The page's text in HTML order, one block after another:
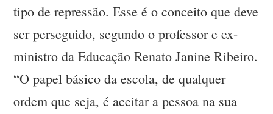
tipo de repressão. Esse é o conceito que deve
ser perseguido, segundo o professor e ex-
ministro da Educação Renato Janine Ribeiro.
“O papel básico da escola, de qualquer
ordem que seja, é aceitar a pessoa na sua